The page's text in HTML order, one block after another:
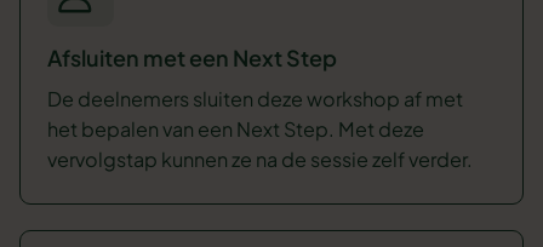
Afsluiten met een Next Step
De deelnemers sluiten deze workshop af met
het bepalen van een Next Step. Met deze
vervolgstap kunnen ze na de sessie zelf verder.